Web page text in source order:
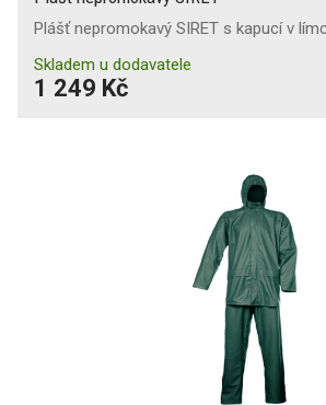
Plášť nepromokavý SIRET s kapucí v
Skladem u dodavatele
1 249 Kč